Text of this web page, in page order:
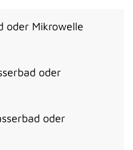
oder Mikrowelle
oder
oder